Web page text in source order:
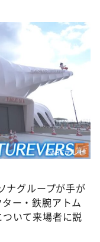
©ABCテレビ
ナグループが手が
ー・鉄腕アトム
いて来場者に説